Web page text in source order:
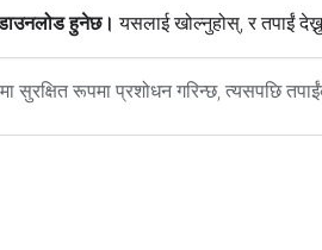
हुनेछ। यसलाई खोल्नुहोस्, र तपाईं
सुरक्षित रूपमा प्रशोधन गरिन्छ, त्यसपछि